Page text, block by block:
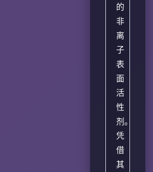
的
非
离
子
表
面
活
性
剂。
凭
借
其